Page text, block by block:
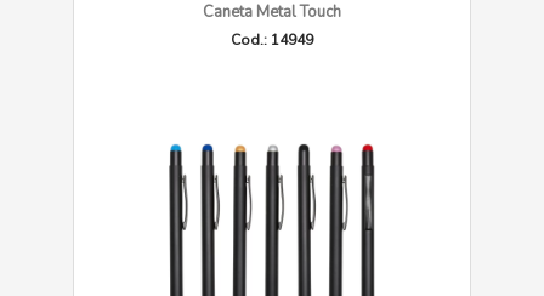
Caneta Metal Touch
Cod.: 14949